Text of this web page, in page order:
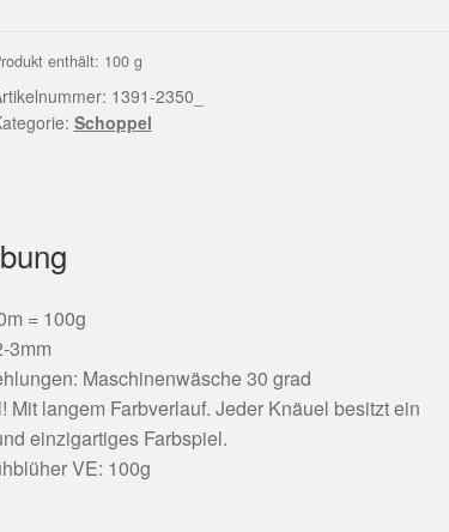
enthält: 100 g
1391-2350_
Schoppel
= 100g
3mm
Maschinenwäsche 30 grad
Mit langem Farbverlauf. Jeder Knäuel besitzt ein
einzigartiges Farbspiel.
VE: 100g